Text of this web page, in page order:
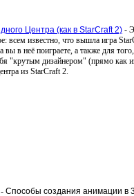
Центра (как в StarCraft 2) -
всем известно, что вышла игра
в неё поиграете, а также для
"крутым дизайнером" (прямо как
из StarCraft 2.
- Способы создания анимации в